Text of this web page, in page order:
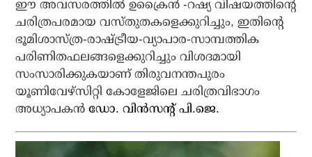
ഈ അവസരത്തില്‍ ഉക്രൈന്‍ -റഷ്യ വിഷയത്തിന്റെ
ചരിത്രപരമായ വസ്തുതകളെക്കുറിച്ചും, ഇതിന്റെ
ഭൂമിശാസ്ത്ര-രാഷ്ട്രീയ-വ്യാപാര-സാമ്പത്തിക
പരിണിതഫലങ്ങളെക്കുറിച്ചും വിശദമായി
സംസാരിക്കുകയാണ് തിരുവനന്തപുരം
യൂണിവേഴ്‌സിറ്റി കോളേജിലെ ചരിത്രവിഭാഗം
അധ്യാപകന്‍ഡോ. വിന്‍സന്റ് പി.ജെ.